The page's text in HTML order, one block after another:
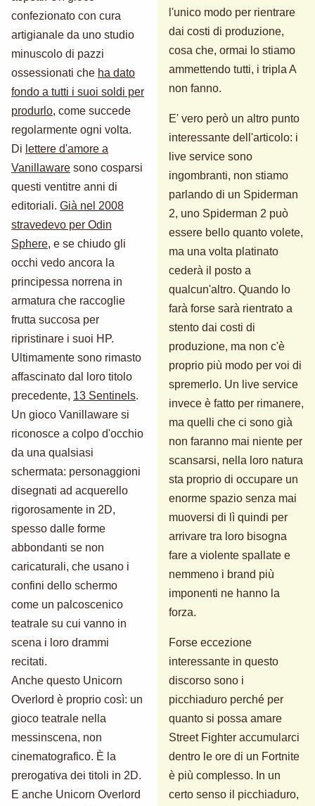
confezionato con cura
artigianale da uno studio
minuscolo di pazzi
ossessionati che ha dato
fondo a tutti i suoi soldi per
produrlo, come succede
regolarmente ogni volta.
Di lettere d'amore a
Vanillaware sono cosparsi
questi ventitre anni di
editoriali. Già nel 2008
stravedevo per Odin
Sphere, e se chiudo gli
occhi vedo ancora la
principessa norrena in
armatura che raccoglie
frutta succosa per
ripristinare i suoi HP.
Ultimamente sono rimasto
affascinato dal loro titolo
precedente, 13 Sentinels.
Un gioco Vanillaware si
riconosce a colpo d'occhio
da una qualsiasi
schermata: personaggioni
disegnati ad acquerello
rigorosamente in 2D,
spesso dalle forme
abbondanti se non
caricaturali, che usano i
confini dello schermo
come un palcoscenico
teatrale su cui vanno in
scena i loro drammi
recitati.
Anche questo Unicorn
Overlord è proprio così: un
gioco teatrale nella
messinscena, non
cinematografico. È la
prerogativa dei titoli in 2D.
E anche Unicorn Overlord
l'unico modo per rientrare
dai costi di produzione,
cosa che, ormai lo stiamo
ammettendo tutti, i tripla A
non fanno.
E' vero però un altro punto
interessante dell'articolo: i
live service sono
ingombranti, non stiamo
parlando di un Spiderman
2, uno Spiderman 2 può
essere bello quanto volete,
ma una volta platinato
cederà il posto a
qualcun'altro. Quando lo
farà forse sarà rientrato a
stento dai costi di
produzione, ma non c'è
proprio più modo per voi di
spremerlo. Un live service
invece è fatto per rimanere,
ma quelli che ci sono già
non faranno mai niente per
scansarsi, nella loro natura
sta proprio di occupare un
enorme spazio senza mai
muoversi di lì quindi per
arrivare tra loro bisogna
fare a violente spallate e
nemmeno i brand più
imponenti ne hanno la
forza.
Forse eccezione
interessante in questo
discorso sono i
picchiaduro perché per
quanto si possa amare
Street Fighter accumularci
dentro le ore di un Fortnite
è più complesso. In un
certo senso il picchiaduro,